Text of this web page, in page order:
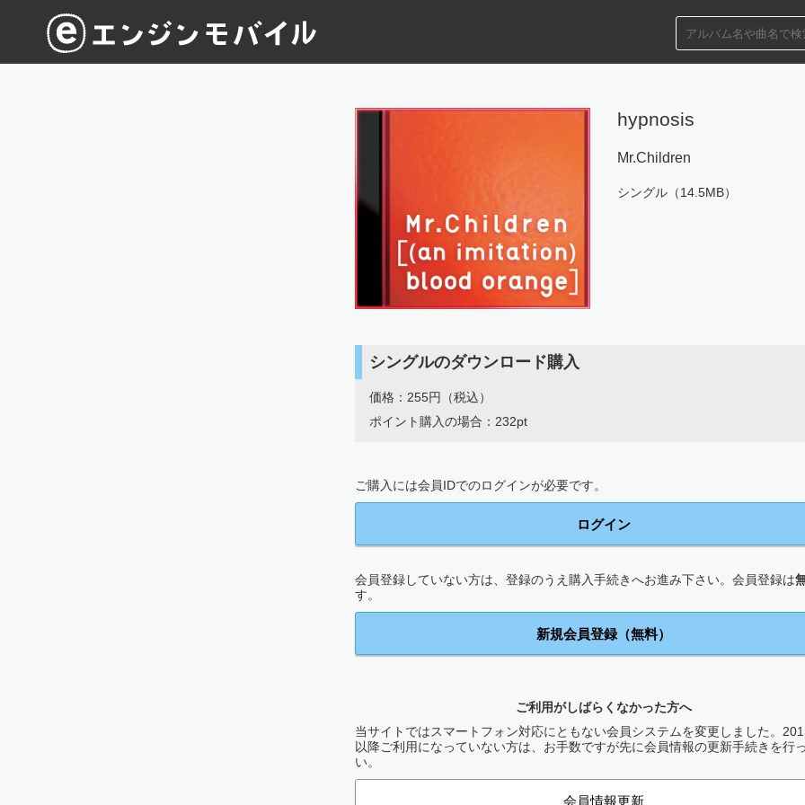
hypnosis
Mr.Children
シングル（14.5MB）
シングルのダウンロード購入
価格：255円（税込）
ポイント購入の場合：232pt
ご購入には会員IDでのログインが必要です。
ログイン
会員登録していない方は、登録のうえ購入手続きへお進み下さい。会員登録は
す。
新規会員登録（無料）
ご利用がしばらくなかった方へ
当サイトではスマートフォン対応にともない会員システムを変更しました。
以降ご利用になっていない方は、お手数ですが先に会員情報の更新手続きを行
い。
会員情報更新